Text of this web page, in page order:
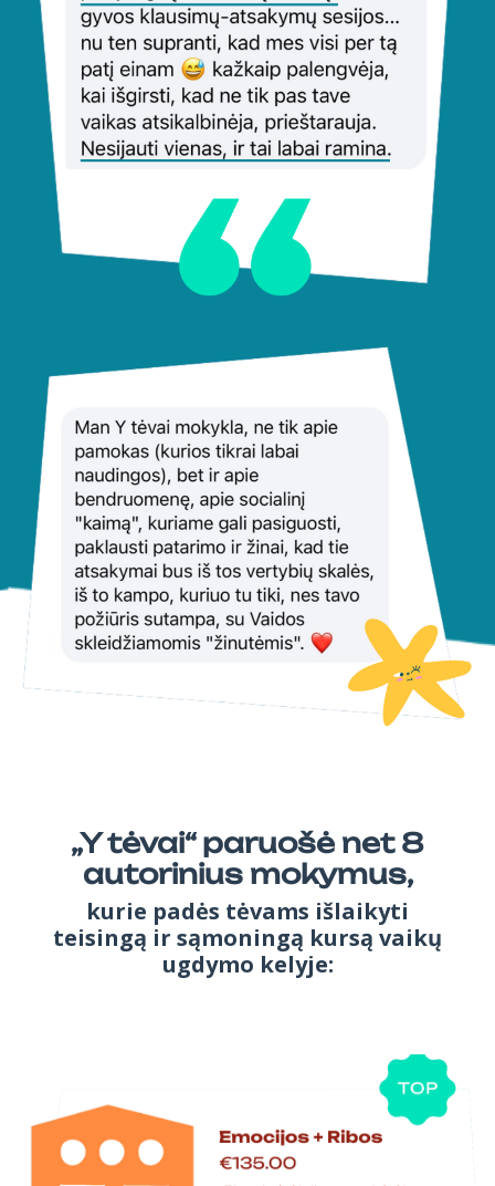
„Y tėvai“ paruošė net 8
autorinius mokymus,
kurie padės tėvams išlaikyti
teisingą ir sąmoningą kursą vaikų
ugdymo kelyje: